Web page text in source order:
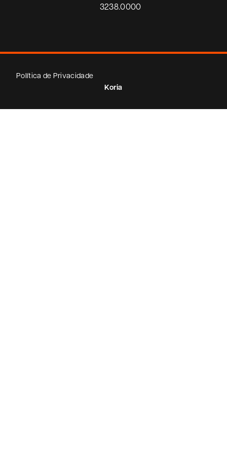
3238.0000
Política de Privacidade
Koria